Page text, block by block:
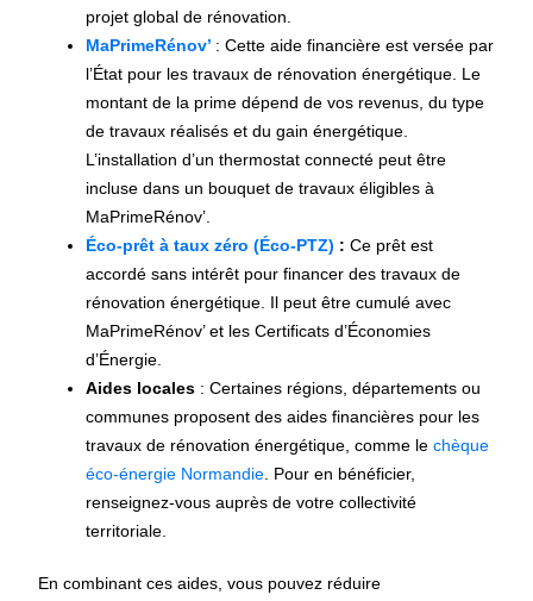
projet global de rénovation.
MaPrimeRénov’ : Cette aide financière est versée par
l’État pour les travaux de rénovation énergétique. Le
montant de la prime dépend de vos revenus, du type
de travaux réalisés et du gain énergétique.
L’installation d’un thermostat connecté peut être
incluse dans un bouquet de travaux éligibles à
MaPrimeRénov’.
Éco-prêt à taux zéro (Éco-PTZ) : Ce prêt est
accordé sans intérêt pour financer des travaux de
rénovation énergétique. Il peut être cumulé avec
MaPrimeRénov’ et les Certificats d’Économies
d’Énergie.
Aides locales : Certaines régions, départements ou
communes proposent des aides financières pour les
travaux de rénovation énergétique, comme lechèque
éco-énergie Normandie. Pour en bénéficier,
renseignez-vous auprès de votre collectivité
territoriale.
En combinant ces aides, vous pouvez réduire